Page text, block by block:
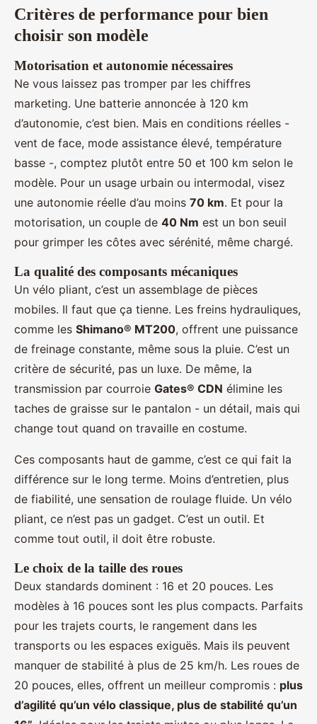
Critères de performance pour bien
choisir son modèle
Motorisation et autonomie nécessaires
Ne vous laissez pas tromper par les chiffres
marketing. Une batterie annoncée à 120 km
d’autonomie, c’est bien. Mais en conditions réelles -
vent de face, mode assistance élevé, température
basse -, comptez plutôt entre 50 et 100 km selon le
modèle. Pour un usage urbain ou intermodal, visez
une autonomie réelle d’au moins 70 km. Et pour la
motorisation, un couple de 40 Nm est un bon seuil
pour grimper les côtes avec sérénité, même chargé.
La qualité des composants mécaniques
Un vélo pliant, c’est un assemblage de pièces
mobiles. Il faut que ça tienne. Les freins hydrauliques,
comme les Shimano® MT200, offrent une puissance
de freinage constante, même sous la pluie. C’est un
critère de sécurité, pas un luxe. De même, la
transmission par courroie Gates® CDN élimine les
taches de graisse sur le pantalon - un détail, mais qui
change tout quand on travaille en costume.
Ces composants haut de gamme, c’est ce qui fait la
différence sur le long terme. Moins d’entretien, plus
de fiabilité, une sensation de roulage fluide. Un vélo
pliant, ce n’est pas un gadget. C’est un outil. Et
comme tout outil, il doit être robuste.
Le choix de la taille des roues
Deux standards dominent : 16 et 20 pouces. Les
modèles à 16 pouces sont les plus compacts. Parfaits
pour les trajets courts, le rangement dans les
transports ou les espaces exiguës. Mais ils peuvent
manquer de stabilité à plus de 25 km/h. Les roues de
20 pouces, elles, offrent un meilleur compromis : plus
d’agilité qu’un vélo classique, plus de stabilité qu’un